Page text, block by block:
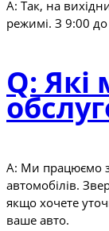
А: Так, на
режимі. З 9:00
Q:
A: Ми працюємо
автомобілів.
якщо хочете
ваше авто.